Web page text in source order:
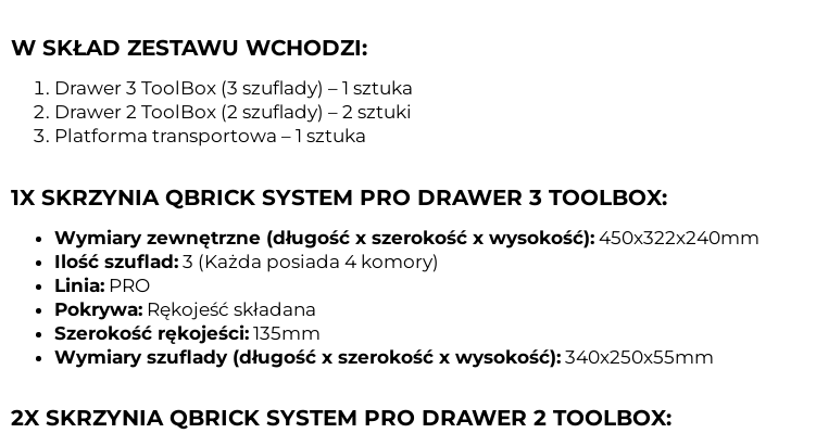
W SKŁAD ZESTAWU WCHODZI:
Drawer 3 ToolBox (3 szuflady) – 1 sztuka
Drawer 2 ToolBox (2 szuflady) – 2 sztuki
Platforma transportowa – 1 sztuka
1X SKRZYNIA QBRICK SYSTEM PRO DRAWER 3 TOOLBOX:
Wymiary zewnętrzne (długość x szerokość x wysokość): 450x322x240mm
Ilość szuflad: 3 (Każda posiada 4 komory)
Linia: PRO
Pokrywa: Rękojeść składana
Szerokość rękojeści: 135mm
Wymiary szuflady (długość x szerokość x wysokość): 340x250x55mm
2X SKRZYNIA QBRICK SYSTEM PRO DRAWER 2 TOOLBOX: